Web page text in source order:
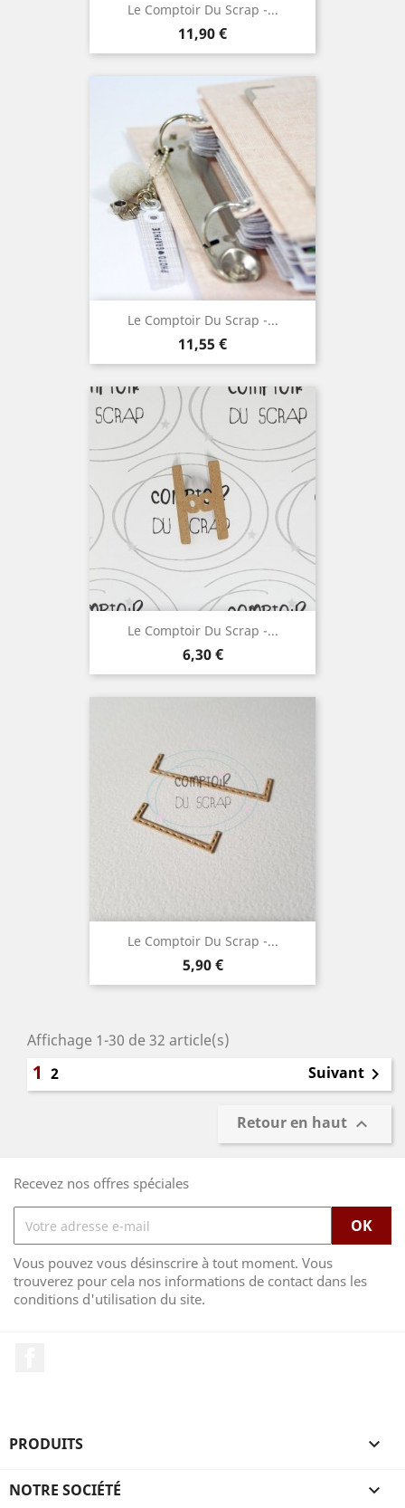
Le Comptoir Du Scrap -...
Prix
11,90 €
Le Comptoir Du Scrap -...
Prix
11,55 €
Le Comptoir Du Scrap -...
Prix
6,30 €
Le Comptoir Du Scrap -...
Prix
5,90 €
Affichage 1-30 de 32 article(s)
1 2 Suivant 
Retour en haut 
Recevez nos offres spéciales
Vous pouvez vous désinscrire à tout moment. Vous
trouverez pour cela nos informations de contact dans les
conditions d'utilisation du site.
PRODUITS 
NOTRE SOCIÉTÉ 